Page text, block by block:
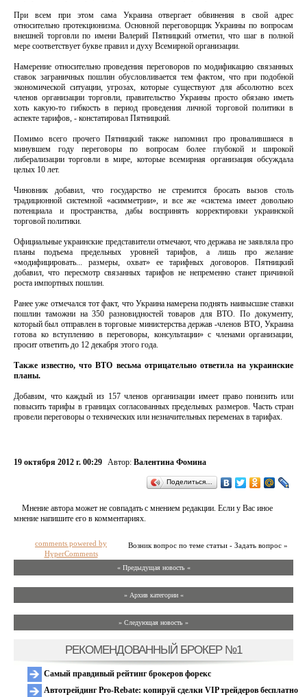
При всем при этом сама Украина отвергает обвинения в свой адрес
относительно протекционизма. Основной переговорщик Украины по вопросам
внешней торговли по имени Валерий Пятницкий отметил, что шаг в полной
мере соответствует букве правил и духу Всемирной организации.
Намерение относительно проведения переговоров по модификацию связанных
ставок заграничных пошлин обусловливается тем фактом, что при подобной
экономической ситуации, угрозах, которые существуют для абсолютно всех
членов организации торговли, правительство Украины просто обязано иметь
хоть какую-то гибкость в период проведения личной торговой политики в
аспекте тарифов, - констатировал Пятницкий.
Помимо всего прочего Пятницкий также напомнил про провалившиеся в
минувшем году переговоры по вопросам более глубокой и широкой
либерализации торговли в мире, которые всемирная организация обсуждала
целых 10 лет.
Чиновник добавил, что государство не стремится бросать вызов столь
традиционной системной «асимметрии», и все же «система имеет довольно
потенциала и пространства, дабы воспринять корректировки украинской
торговой политики.
Официальные украинские представители отмечают, что держава не заявляла про
планы подъема предельных уровней тарифов, а лишь про желание
«модифицировать... размеры, охват» ее тарифных договоров. Пятницкий
добавил, что пересмотр связанных тарифов не непременно станет причиной
роста импортных пошлин.
Ранее уже отмечался тот факт, что Украина намерена поднять наивысшие ставки
пошлин таможни на 350 разновидностей товаров для ВТО. По документу,
который был отправлен в торговые министерства держав -членов ВТО, Украина
готова ко вступлению в переговоры, консультации» с членами организации,
просит ответить до 12 декабря этого года.
Также известно, что ВТО весьма отрицательно ответила на украинские
планы.
Добавим, что каждый из 157 членов организации имеет право понизить или
повысить тарифы в границах согласованных предельных размеров. Часть стран
провели переговоры о технических или незначительных переменах в тарифах.
19 октября 2012 г. 00:29 Автор: Валентина Фомина
Поделиться…
Мнение автора может не совпадать с мнением редакции. Если у Вас иное
мнение напишите его в комментариях.
Возник вопрос по теме статьи - Задать вопрос »
comments powered by
HyperComments
« Предыдущая новость «
» Архив категории «
» Следующая новость »
РЕКОМЕНДОВАННЫЙ БРОКЕР №1
Самый правдивый рейтинг брокеров форекс
Автотрейдинг Pro-Rebate: копируй сделки VIP трейдеров бесплатно